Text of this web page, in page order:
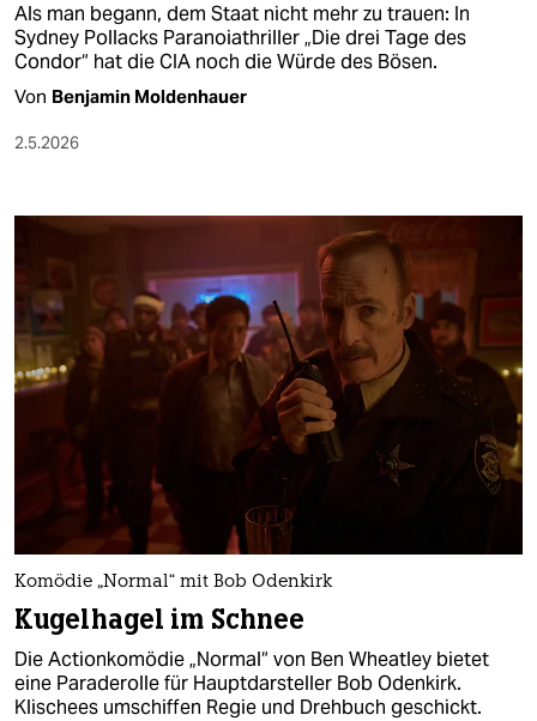
Als man begann, dem Staat nicht mehr zu trauen: In
Sydney Pollacks Paranoiathriller „Die drei Tage des
Condor“ hat die CIA noch die Würde des Bösen.
Von Benjamin Moldenhauer
2.5.2026
Komödie „Normal“ mit Bob Odenkirk
Kugelhagel im Schnee
Die Actionkomödie „Normal“ von Ben Wheatley bietet
eine Paraderolle für Hauptdarsteller Bob Odenkirk.
Klischees umschiffen Regie und Drehbuch geschickt.